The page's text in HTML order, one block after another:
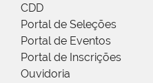
CDD
Portal de Seleções
Portal de Eventos
Portal de Inscrições
Ouvidoria